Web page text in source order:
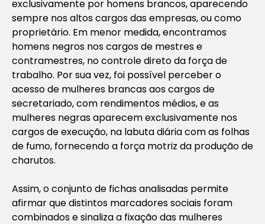
exclusivamente por homens brancos, aparecendo
sempre nos altos cargos das empresas, ou como
proprietário. Em menor medida, encontramos
homens negros nos cargos de mestres e
contramestres, no controle direto da força de
trabalho. Por sua vez, foi possível perceber o
acesso de mulheres brancas aos cargos de
secretariado, com rendimentos médios, e as
mulheres negras aparecem exclusivamente nos
cargos de execução, na labuta diária com as folhas
de fumo, fornecendo a força motriz da produção de
charutos.
Assim, o conjunto de fichas analisadas permite
afirmar que distintos marcadores sociais foram
combinados e sinaliza a fixação das mulheres